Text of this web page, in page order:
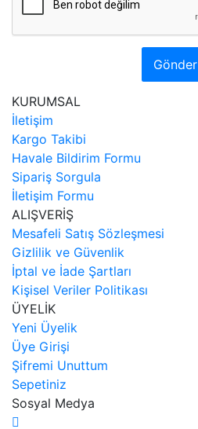
Gönder
KURUMSAL
İletişim
Kargo Takibi
Havale Bildirim Formu
Sipariş Sorgula
İletişim Formu
ALIŞVERİŞ
Mesafeli Satış Sözleşmesi
Gizlilik ve Güvenlik
İptal ve İade Şartları
Kişisel Veriler Politikası
ÜYELİK
Yeni Üyelik
Üye Girişi
Şifremi Unuttum
Sepetiniz
Sosyal Medya